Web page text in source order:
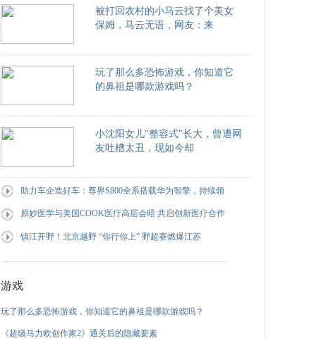
被打回农村的小马云找了个美女
保姆，马云无语，网友：来
玩了那么多恐怖游戏，你知道它
的鼻祖是哪款游戏吗？
小沈阳女儿"整容式"长大，曾遭网
友吐槽太丑，现如今却
助力车企造好车：尊界S800全系搭载华为智擎，持续领
原妙医学与美国COOK医疗高层会晤 共启创新医疗合作
镇江开野！北京越野 “你行你上” 野超赛燃爆江苏
游戏
玩了那么多恐怖游戏，你知道它的鼻祖是哪款游戏吗？
《超级马力欧创作家2》通关后的隐藏要素